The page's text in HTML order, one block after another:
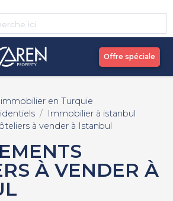
Offre spéciale
en Turquie
Immobilier à istanbul
à vender à Istanbul
À VENDER À